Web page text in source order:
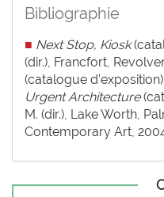
Bibliographie
■ Next Stop, Kiosk
(dir.), Francfort,
(catalogue
Urgent Architecture
M. (dir.), Lake Worth,
Contemporary Art,